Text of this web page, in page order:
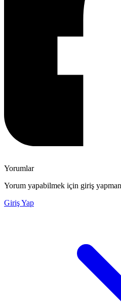
Yorumlar
Yorum yapabilmek için giriş
Giriş Yap